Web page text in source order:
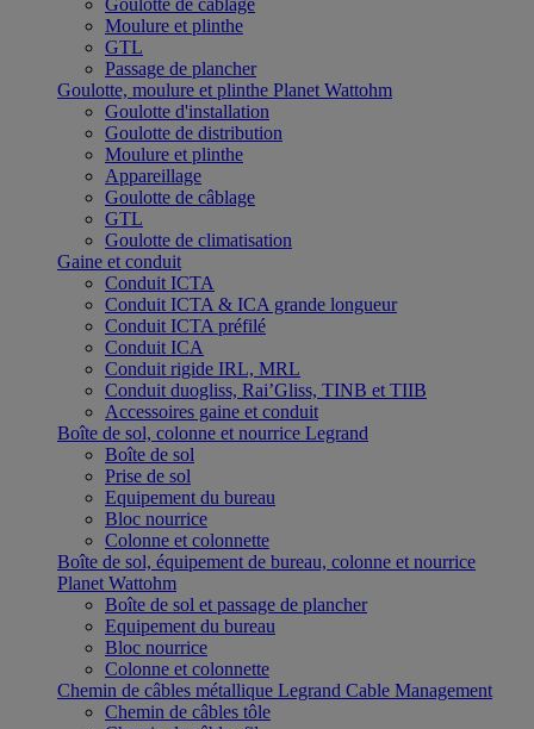
Goulotte de câblage
Moulure et plinthe
GTL
Passage de plancher
Goulotte, moulure et plinthe Planet Wattohm
Goulotte d'installation
Goulotte de distribution
Moulure et plinthe
Appareillage
Goulotte de câblage
GTL
Goulotte de climatisation
Gaine et conduit
Conduit ICTA
Conduit ICTA & ICA grande longueur
Conduit ICTA préfilé
Conduit ICA
Conduit rigide IRL, MRL
Conduit duogliss, Rai’Gliss, TINB et TIIB
Accessoires gaine et conduit
Boîte de sol, colonne et nourrice Legrand
Boîte de sol
Prise de sol
Equipement du bureau
Bloc nourrice
Colonne et colonnette
Boîte de sol, équipement de bureau, colonne et nourrice
Planet Wattohm
Boîte de sol et passage de plancher
Equipement du bureau
Bloc nourrice
Colonne et colonnette
Chemin de câbles métallique Legrand Cable Management
Chemin de câbles tôle